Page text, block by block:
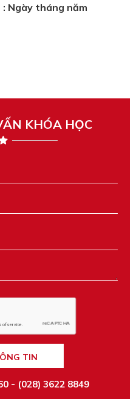
: Ngày tháng năm
KHÓA HỌC
TIN
- (028) 3622 8849